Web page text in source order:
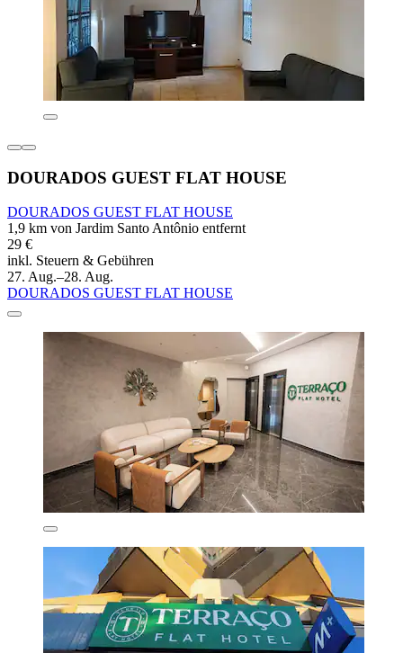
DOURADOS GUEST FLAT HOUSE
DOURADOS GUEST FLAT HOUSE
1,9 km von Jardim Santo Antônio entfernt
29 €
inkl. Steuern & Gebühren
27. Aug.–28. Aug.
DOURADOS GUEST FLAT HOUSE